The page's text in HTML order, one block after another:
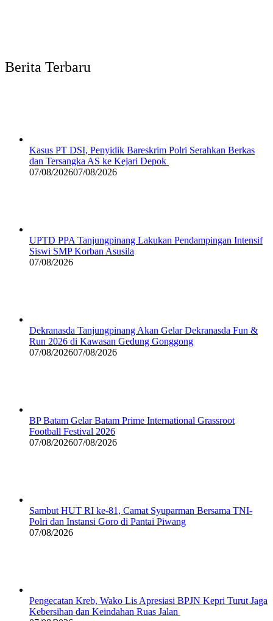
Berita Terbaru
Kasus PT DSI, Penyidik Bareskrim Polri Serahkan Berkas
dan Tersangka AS ke Kejari Depok
07/08/202607/08/2026
UPTD PPA Tanjungpinang Lakukan Pendampingan Intensif
Siswi SMP Korban Asusila
07/08/2026
Dekranasda Tanjungpinang Akan Gelar Dekranasda Fun &
Run 2026 di Kawasan Gedung Gonggong
07/08/202607/08/2026
BP Batam Gelar Batam Prime International Grassroot
Football Festival 2026
07/08/202607/08/2026
Sambut HUT RI ke-81, Camat Syuparman Bersama TNI-
Polri dan Instansi Goro di Pantai Piwang
07/08/2026
Pengecatan Kreb, Wako Lis Apresiasi BPJN Kepri Turut Jaga
Kebersihan dan Keindahan Ruas Jalan